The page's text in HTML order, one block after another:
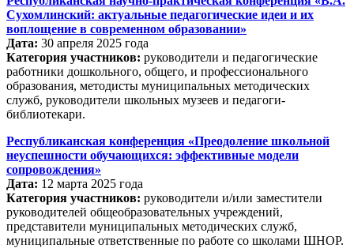
Сухомлинский: актуальные педагогические идеи и их
воплощение в современном образовании»
Дата: 30 апреля 2025 года
Категория участников: руководители и педагогические
работники дошкольного, общего, и профессионального
образования, методисты муниципальных методических
служб, руководители школьных музеев и педагоги-
библиотекари.
Республиканская конференция «Преодоление школьной
неуспешности обучающихся: эффективные модели
сопровождения»
Дата: 12 марта 2025 года
Категория участников: руководители и/или заместители
руководителей общеобразовательных учреждений,
представители муниципальных методических служб,
муниципальные ответственные по работе со школами ШНОР.